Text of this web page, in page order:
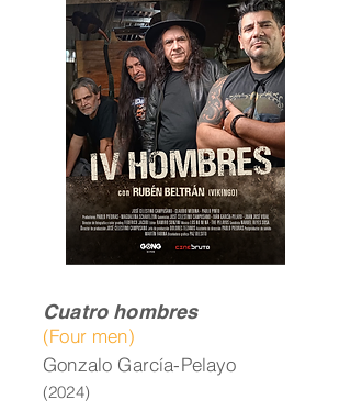
Cuatro hombres
(Four men)
Gonzalo García-Pelayo
(2024)